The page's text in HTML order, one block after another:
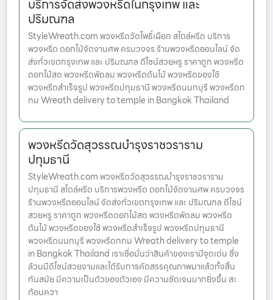
บริการจัดส่งพวงหรีดในกรุงเทพ และ
ปริมณฑล
StyleWreath.com พวงหรีดวัดโพธิ์เผือก สไตล์หรีด บริการ
พวงหรีด ดอกไม้จัดงานศพ ครบวงจร ร้านพวงหรีดออนไลน์ จัด
ส่งทั่วเขตกรุงเทพ และ ปริมณฑล ดีไซน์สวยหรู ราคาถูก พวงหรีด
ดอกไม้สด พวงหรีดพัดลม พวงหรีดต้นไม้ พวงหรีดของใช้
พวงหรีดสำเร็จรูป พวงหรีดปทุมธานี พวงหรีดนนทบุรี พวงหรีดก
ทม Wreath delivery to temple in Bangkok Thailand
พวงหรีดวัดสุวรรณบำรุงราชวราราม
ปทุมธานี
StyleWreath.com พวงหรีดวัดสุวรรณบำรุงราชวราราม
ปทุมธานี สไตล์หรีด บริการพวงหรีด ดอกไม้จัดงานศพ ครบวงจร
ร้านพวงหรีดออนไลน์ จัดส่งทั่วเขตกรุงเทพ และ ปริมณฑล ดีไซน์
สวยหรู ราคาถูก พวงหรีดดอกไม้สด พวงหรีดพัดลม พวงหรีด
ต้นไม้ พวงหรีดของใช้ พวงหรีดสำเร็จรูป พวงหรีดปทุมธานี
พวงหรีดนนทบุรี พวงหรีดกทม Wreath delivery to temple
in Bangkok Thailand เราเชื่อมั่นว่าสินค้าของเรามีจุดเด่น ซึ่ง
ล้วนมีดีไซน์สวยงามและได้รับการคัดสรรคุณภาพมาแล้วทั้งสิ้น
ทันสมัย มีความเป็นตัวของตัวเอง มีความชัดเจนมากยิ่งขึ้น สะ
ท้อนควา